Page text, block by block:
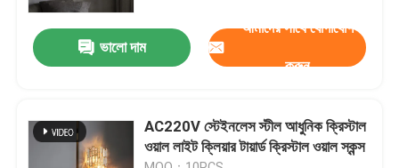
একটি উদ্ধৃতি অনুরোধ করুন
কাস্টম চ্যান্ডেলিয়ার
ভালো দাম
আমাদের সাথে যোগাযোগ
করুন
AC220V স্টেইনলেস স্টীল আধুনিক ক্রিস্টাল
ওয়াল লাইট ক্লিয়ার টায়ার্ড ক্রিস্টাল ওয়াল স্কন্স